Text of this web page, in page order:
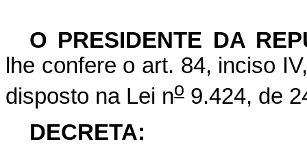
O PRESIDENTE DA
lhe confere o art. 84, inciso
disposto na Lei no 9.424, de
DECRETA: